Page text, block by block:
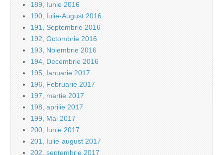
189, Iunie 2016
190, Iulie-August 2016
191, Septembrie 2016
192, Octombrie 2016
193, Noiembrie 2016
194, Decembrie 2016
195, Ianuarie 2017
196, Februarie 2017
197, martie 2017
198, aprilie 2017
199, Mai 2017
200, Iunie 2017
201, Iulie-august 2017
202, septembrie 2017